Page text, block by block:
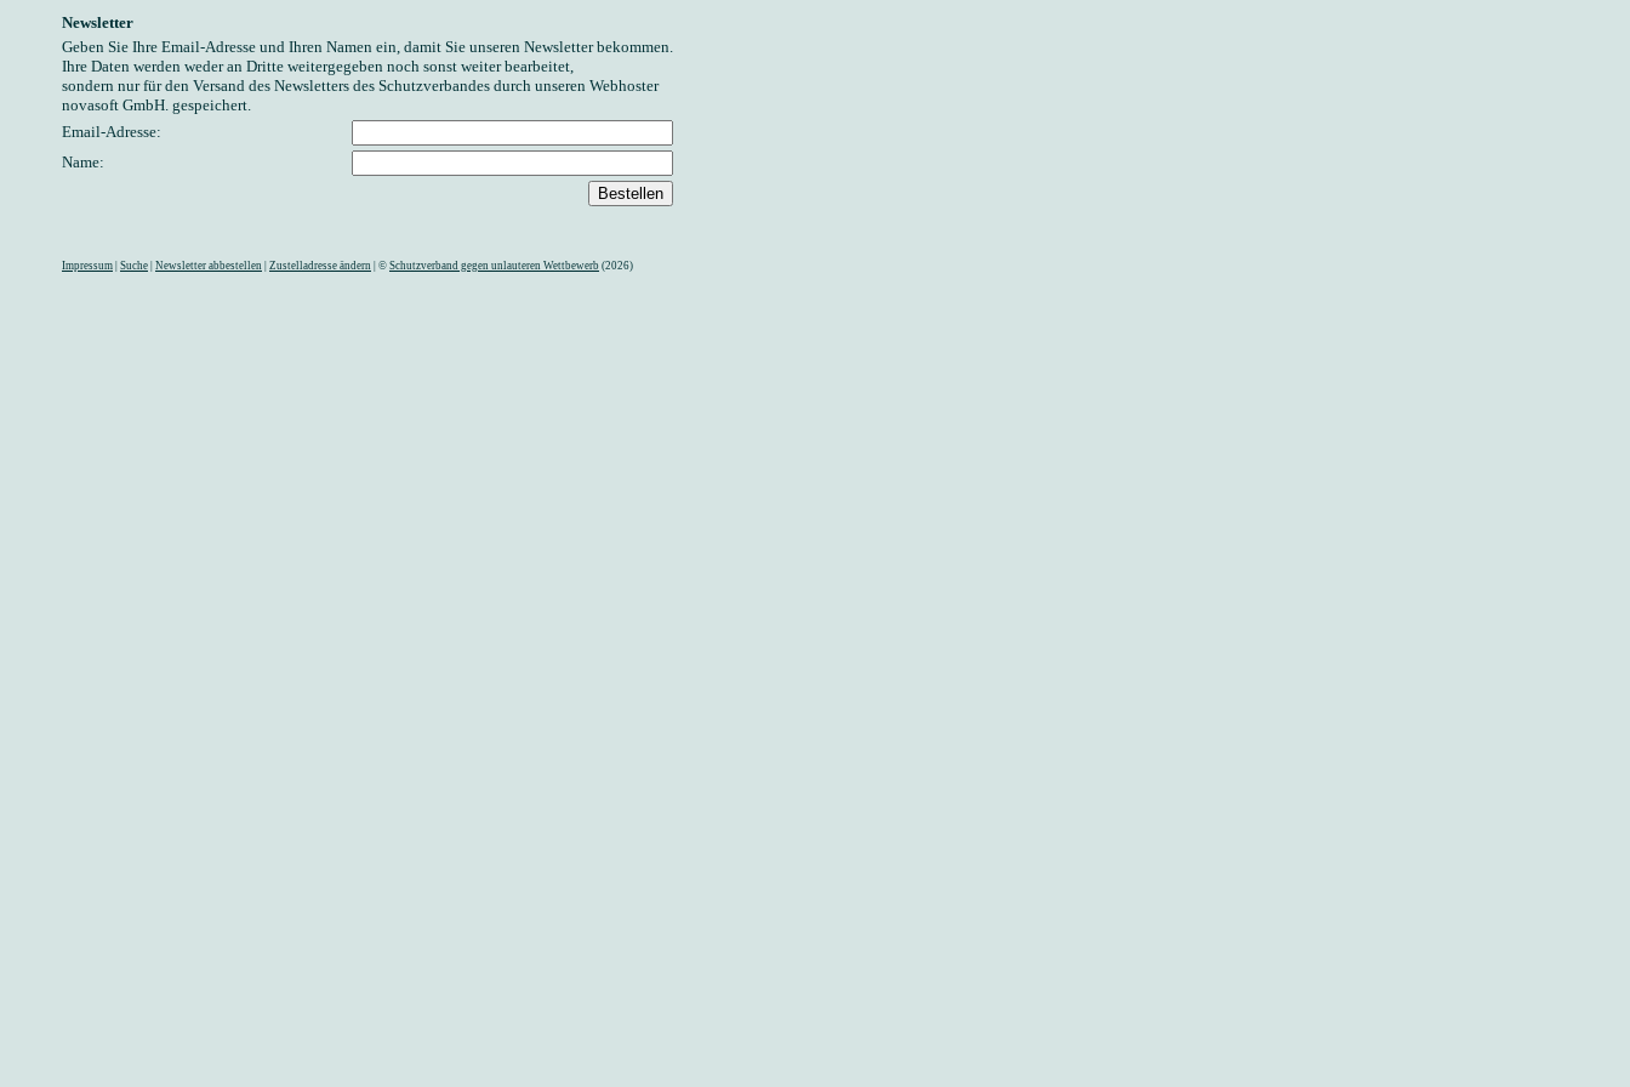
Newsletter
Geben Sie Ihre Email-Adresse und Ihren Namen ein, damit Sie unseren Newsletter bekommen.
Ihre Daten werden weder an Dritte weitergegeben noch sonst weiter bearbeitet,
sondern nur für den Versand des Newsletters des Schutzverbandes durch unseren Webhoster
novasoft GmbH. gespeichert.
Email-Adresse:
Name:
Impressum Suche Newsletter abbestellen Zustelladresse ändern | © Schutzverband gegen unlauteren Wettbewerb (2026)